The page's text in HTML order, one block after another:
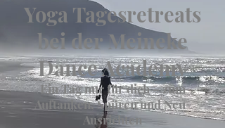
Yoga Tagesretreats
bei der Meineke
Dance Academy
Ein Tag nur für dich – zum
Auftanken, Spüren und Neu-
Ausrichten